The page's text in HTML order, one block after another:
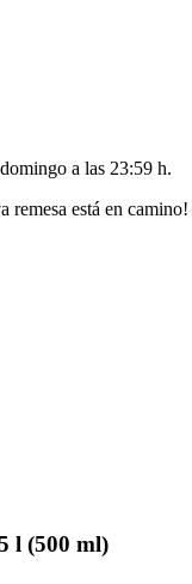
domingo a las 23:59 h.
está en
l (500 ml)